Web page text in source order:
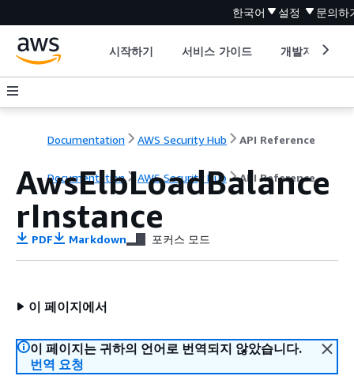
한국어 설정 문의하
시작하기 서비스 가이드 개발자 도구
Documentation AWS Security Hub API Reference
Documentation AWS Security Hub API Reference
AwsElbLoadBalance
rInstance
PDF Markdown 포커스 모드
이 페이지에서
이 페이지는 귀하의 언어로 번역되지 않았습니다.
번역 요청